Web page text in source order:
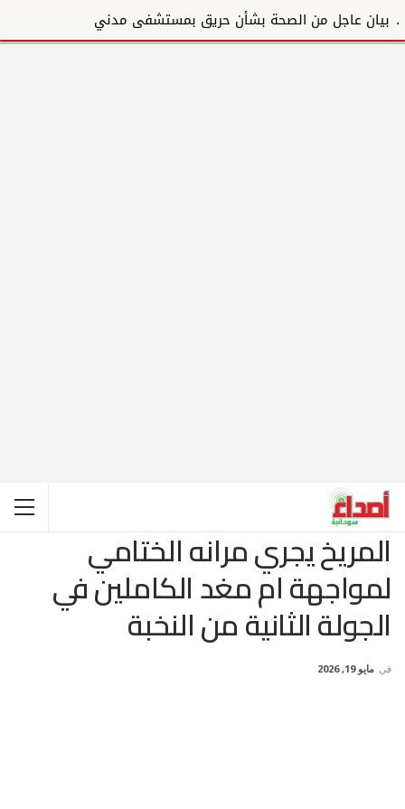
بيان عاجل من الصحة بشأن حريق بمستشفى مدني
المريخ يجري مرانه الختامي
لمواجهة ام مغد الكاملين في
الجولة الثانية من النخبة
في مايو 19, 2026